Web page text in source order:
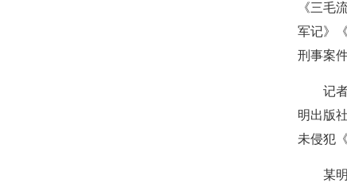
《三毛
军记》
刑事案
记者在
明出版
未侵犯
某明出